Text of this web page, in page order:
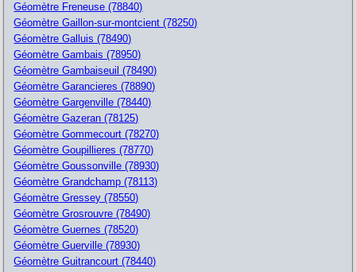
Géomètre Freneuse (78840)
Géomètre Gaillon-sur-montcient (78250)
Géomètre Galluis (78490)
Géomètre Gambais (78950)
Géomètre Gambaiseuil (78490)
Géomètre Garancieres (78890)
Géomètre Gargenville (78440)
Géomètre Gazeran (78125)
Géomètre Gommecourt (78270)
Géomètre Goupillieres (78770)
Géomètre Goussonville (78930)
Géomètre Grandchamp (78113)
Géomètre Gressey (78550)
Géomètre Grosrouvre (78490)
Géomètre Guernes (78520)
Géomètre Guerville (78930)
Géomètre Guitrancourt (78440)